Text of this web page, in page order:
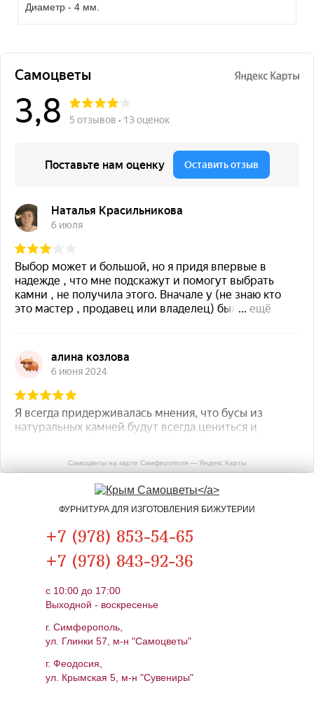
Диаметр - 4 мм.
Самоцветы на карте Симферополя — Яндекс Карты
ФУРНИТУРА ДЛЯ ИЗГОТОВЛЕНИЯ БИЖУТЕРИИ
+7 (978) 853-54-65
+7 (978) 843-92-36
c 10:00 до 17:00
Выходной - воскресенье
г. Симферополь,
ул. Глинки 57, м-н "Самоцветы"
г. Феодосия,
ул. Крымская 5, м-н "Сувениры"